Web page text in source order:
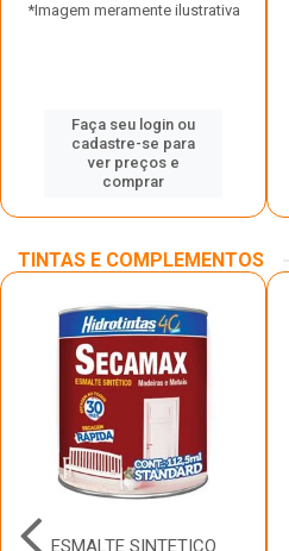
*Imagem meramente ilustrativa
Faça seu login ou
cadastre-se para
ver preços e
comprar
TINTAS E COMPLEMENTOS
ESMALTE SINTETICO